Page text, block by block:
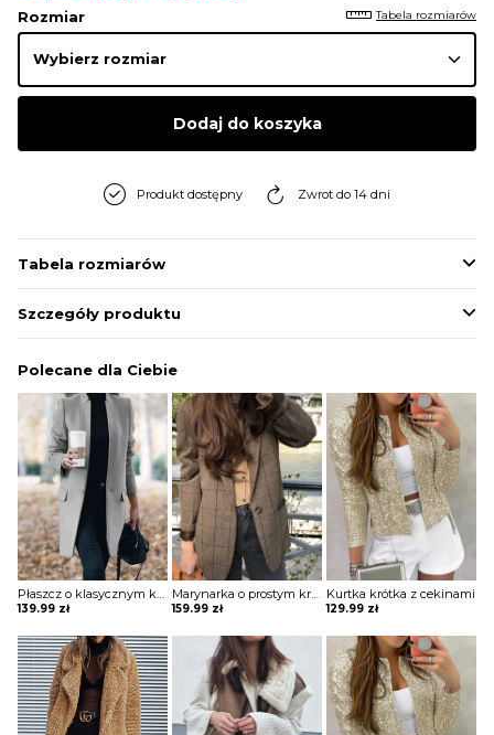
Rozmiar Tabela rozmiarów
Dodaj do koszyka
Produkt dostępny Zwrot do 14 dni
Tabela rozmiarów
Szczegóły produktu
Polecane dla Ciebie
139.99 zł
Marynarka o prostym kroju zapinana na jeden guzik
159.99 zł
Kurtka krótka z cekinami
129.99 zł